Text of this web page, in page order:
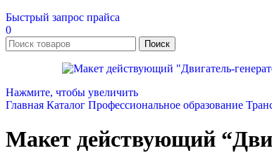
Быстрый запрос прайса
0
Поиск
Нажмите, чтобы увеличить
Главная Каталог Профессиональное образование
Макет действующий